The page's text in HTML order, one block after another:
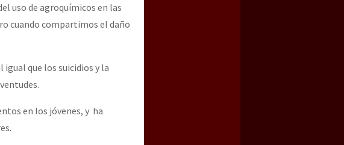
uso de agroquímicos en las
cuando compartimos el daño
que los suicidios y la
en los jóvenes, y ha